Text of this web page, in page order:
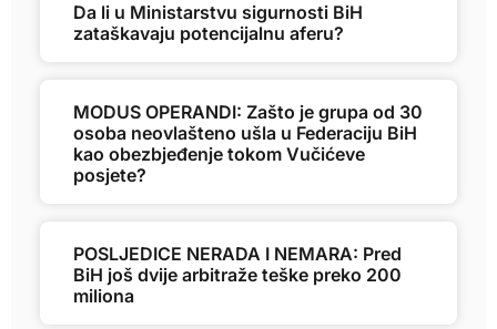
Da li u Ministarstvu sigurnosti BiH
zataškavaju potencijalnu aferu?
MODUS OPERANDI: Zašto je grupa od 30
osoba neovlašteno ušla u Federaciju BiH
kao obezbjeđenje tokom Vučićeve
posjete?
POSLJEDICE NERADA I NEMARA: Pred
BiH još dvije arbitraže teške preko 200
miliona